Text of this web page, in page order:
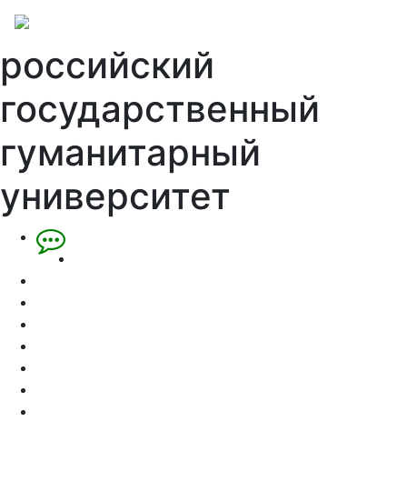
российский
государственный
гуманитарный
университет